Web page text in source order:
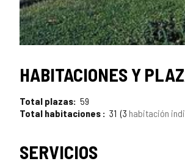
SELLO
TURISMO
DE
HABITACIONES Y
Total plazas 59
Total habitaciones
31 3 habitación
SERVICIOS